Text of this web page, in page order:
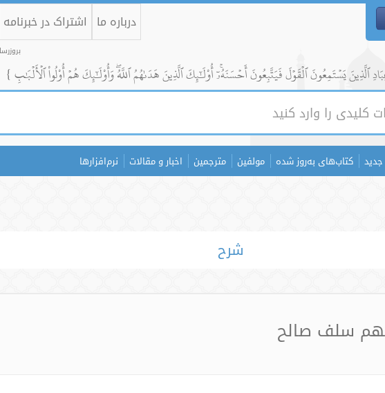
درباره ما اشتراک در خبرنامه
ٱلَّذِينَ يَسۡتَمِعُونَ ٱلۡقَوۡلَ فَيَتَّبِعُونَ أَحۡسَنَهُۥٓۚ أُوْلَٰٓئِكَ ٱلَّذِينَ هَدَىٰهُمُ ٱللَّهُۖ وَأُوْلَٰٓئِكَ هُمۡ أُوْلُواْ ٱلۡأَلۡبَٰبِ }
کتاب‌های به‌روز شده مولفین مترجمین اخبار و مقالات نرم‌افزارها
شرح
سلف صالح